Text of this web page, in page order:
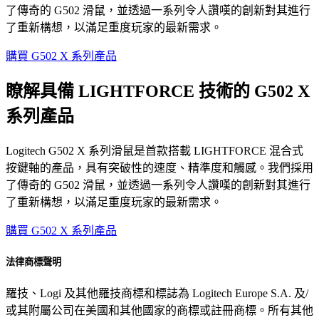
了傳奇的 G502 滑鼠，並透過一系列令人讚嘆的創新對其進行
了重新構想，以滿足重度玩家的最新需求。
購買 G502 X 系列產品
瞭解具備 LIGHTFORCE 技術的 G502 X
系列產品
Logitech G502 X 系列滑鼠是首款搭載 LIGHTFORCE 混合式
按鍵軸的產品，具有突破性的速度、精準度和觸感。我們採用
了傳奇的 G502 滑鼠，並透過一系列令人讚嘆的創新對其進行
了重新構想，以滿足重度玩家的最新需求。
購買 G502 X 系列產品
法律商標聲明
羅技、Logi 及其他羅技商標和標誌為 Logitech Europe S.A. 及/
或其附屬公司在美國和其他國家的商標或註冊商標。所有其他